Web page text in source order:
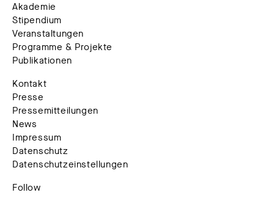
Akademie
Stipendium
Veranstaltungen
Programme & Projekte
Publikationen
Kontakt
Presse
Pressemitteilungen
News
Impressum
Datenschutz
Datenschutzeinstellungen
Follow